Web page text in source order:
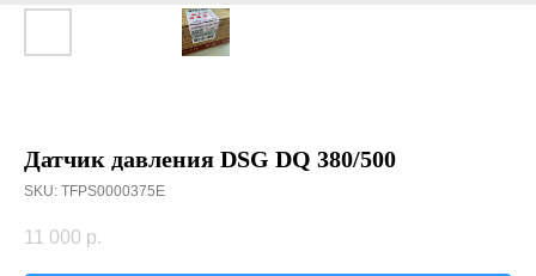
Датчик давления DSG DQ 380/500
SKU: TFPS0000375E
11 000 р.